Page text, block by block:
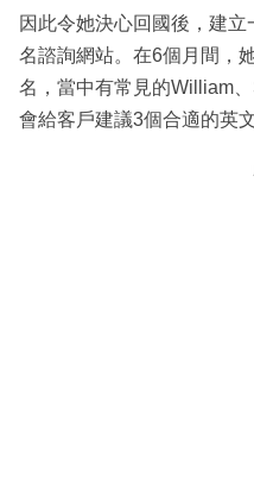
因此令她決心回國後，建
名諮詢網站。在6個月間，
名，當中有常見的William
會給客戶建議3個合適的英